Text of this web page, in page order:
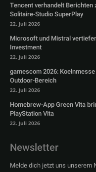
Tencent verhandelt
Solitaire-Studio SuperPlay
22. Juli 2026
Microsoft und Mistral
Investment
22. Juli 2026
gamescom 2026:
Outdoor-Bereich
22. Juli 2026
Homebrew-App Green Vita
PlayStation Vita
22. Juli 2026
Newsletter
Melde dich jetzt uns unserem